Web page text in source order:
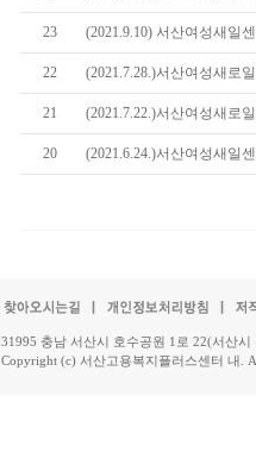
23 (2021.9.10) 서산여성새일
22 (2021.7.28.)서산여성새로
21 (2021.7.22.)서산여성새로
20 (2021.6.24.)서산여성새일
31995 충남 서산시 호수공원 1로 22(서산
Copyright (c) 서산고용복지플러스센터 내.